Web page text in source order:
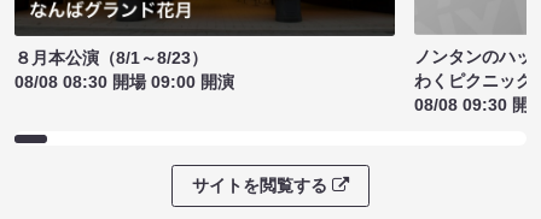
８月本公演（8/1～8/23）
08/08 08:30 開場 09:00 開演
ノンタンのハッ
わくピクニック
08/08 09:30 開
サイトを閲覧する